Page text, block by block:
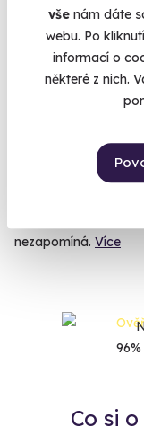
vše nám dáte
webu. Po
informací o
některé z nich.
Zobrazit zážitky
Sezóna F1 je tady.
Nebuďte letos jen
autentické přetížení
pokořte nejlepší
nezapomíná. Více
Co si